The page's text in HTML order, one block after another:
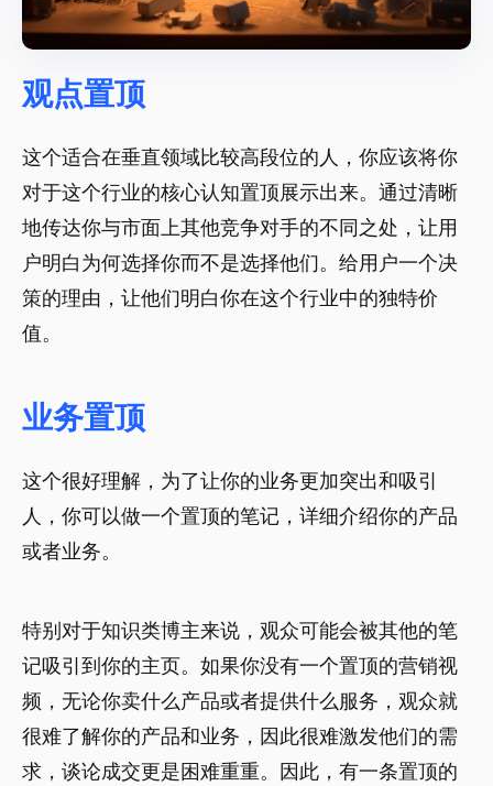
观点置顶
这个适合在垂直领域比较高段位的人，你应该将你
对于这个行业的核心认知置顶展示出来。通过清晰
地传达你与市面上其他竞争对手的不同之处，让用
户明白为何选择你而不是选择他们。给用户一个决
策的理由，让他们明白你在这个行业中的独特价
值。
业务置顶
这个很好理解，为了让你的业务更加突出和吸引
人，你可以做一个置顶的笔记，详细介绍你的产品
或者业务。
特别对于知识类博主来说，观众可能会被其他的笔
记吸引到你的主页。如果你没有一个置顶的营销视
频，无论你卖什么产品或者提供什么服务，观众就
很难了解你的产品和业务，因此很难激发他们的需
求，谈论成交更是困难重重。因此，有一条置顶的